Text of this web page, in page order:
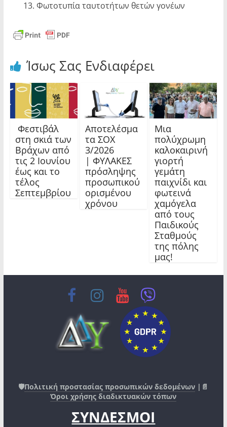
13. Φωτοτυπία ταυτοτήτων θετών γονέων
Ίσως Σας Ενδιαφέρει
Φεστιβάλ
στη σκιά των
Βράχων από
τις 2 Ιουνίου
έως και το
τέλος
Σεπτεμβρίου
Αποτελέσμα
τα ΣΟΧ
3/2026
| ΦΥΛΑΚΕΣ
πρόσληψης
προσωπικού
ορισμένου
χρόνου
Μια
πολύχρωμη
καλοκαιρινή
γιορτή
γεμάτη
παιχνίδι και
φωτεινά
χαμόγελα
από τους
Παιδικούς
Σταθμούς
της πόλης
μας!
🛡️Πολιτική προστασίας προσωπικών δεδομένων |📄
Όροι χρήσης διαδικτυακών τόπων
ΣΥΝΔΕΣΜΟΙ